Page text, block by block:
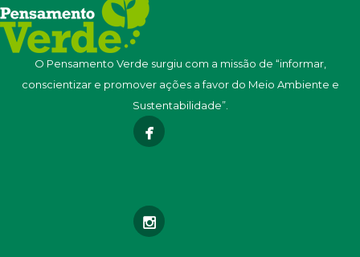
O Pensamento Verde surgiu com a missão de “informar,
conscientizar e promover ações a favor do Meio Ambiente e
Sustentabilidade”.